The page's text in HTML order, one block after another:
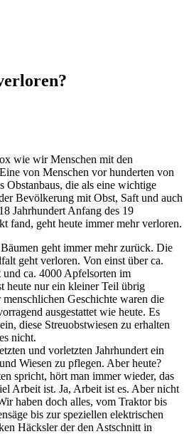
wie wir Menschen mit den
von Menschen vor hunderten von
Obstanbaus, die als eine wichtige
Bevölkerung mit Obst, Saft und auch
Jahrhundert Anfang des 19
fand, geht heute immer mehr verloren.
geht immer mehr zurück. Die
geht verloren. Von einst über ca.
ca. 4000 Apfelsorten im
heute nur ein kleiner Teil übrig
Geschichte waren die
ausgestattet wie heute. Es
diese Streuobstwiesen zu erhalten
nicht.
und vorletzten Jahrhundert ein
Wiesen zu pflegen. Aber heute?
spricht, hört man immer wieder, das
Arbeit ist. Ja, Arbeit ist es. Aber nicht
haben doch alles, vom Traktor bis
bis zur speziellen elektrischen
Häcksler der den Astschnitt in